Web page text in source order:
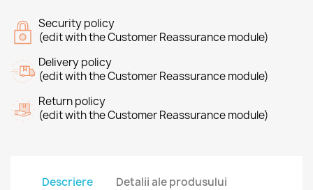
Security policy
(edit with the Customer Reassurance module)
Delivery policy
(edit with the Customer Reassurance module)
Return policy
(edit with the Customer Reassurance module)
Descriere Detalii ale produsului